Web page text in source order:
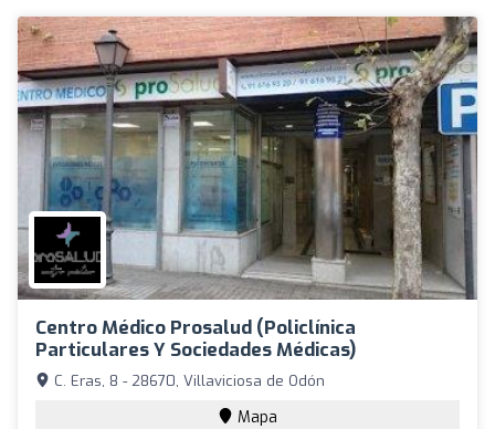
Centro Médico Prosalud (Policlínica
Particulares Y Sociedades Médicas)
C. Eras, 8 - 28670, Villaviciosa de Odón
Mapa